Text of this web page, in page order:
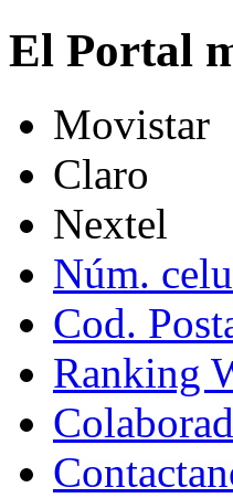
El Portal
Movistar
Claro
Nextel
Núm.
Cod.
Ranking